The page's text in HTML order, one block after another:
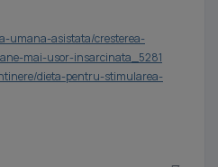
umana-asistata/cresterea-
mai-usor-insarcinata_5281
dieta-pentru-stimularea-